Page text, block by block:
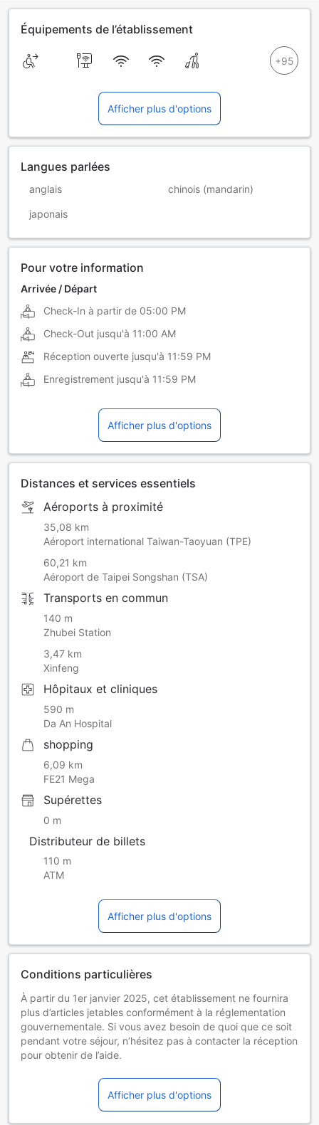
Équipements de l’établissement
Afficher plus d'options
Langues parlées
anglais chinois (mandarin)
japonais
Pour votre information
Arrivée / Départ
Check-In à partir de 05:00 PM
Check-Out jusqu'à 11:00 AM
Réception ouverte jusqu'à 11:59 PM
Enregistrement jusqu'à 11:59 PM
Afficher plus d'options
Distances et services essentiels
Aéroports à proximité
35,08 km
Aéroport international Taiwan-Taoyuan (TPE)
60,21 km
Aéroport de Taipei Songshan (TSA)
Transports en commun
140 m
Zhubei Station
3,47 km
Xinfeng
Hôpitaux et cliniques
590 m
Da An Hospital
shopping
6,09 km
FE21 Mega
Supérettes
0 m
Distributeur de billets
110 m
ATM
Afficher plus d'options
Conditions particulières
À partir du 1er janvier 2025, cet établissement ne fournira
plus d’articles jetables conformément à la réglementation
gouvernementale. Si vous avez besoin de quoi que ce soit
pendant votre séjour, n’hésitez pas à contacter la réception
pour obtenir de l’aide.
Enfants de 0 à 5 ans
Séjour gratuit en utilisant la literie existante.
Les lits supplémentaires dépendent de la chambre que
Afficher plus d'options